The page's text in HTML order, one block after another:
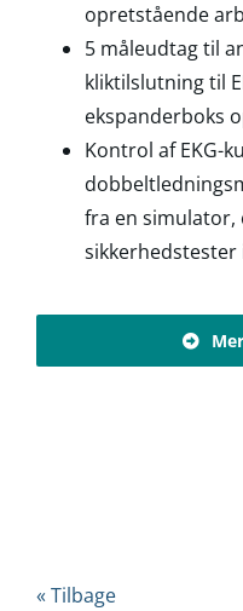
opretstående
5 måleudtag til
kliktilslutning til
ekspanderboks
Kontrol af EKG-
fra en simulator,
« Tilbage